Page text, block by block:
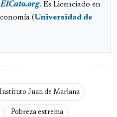
ElCato.org. Es Licenciado en
(Universidad de
Instituto Juan de Mariana
Pobreza extrema